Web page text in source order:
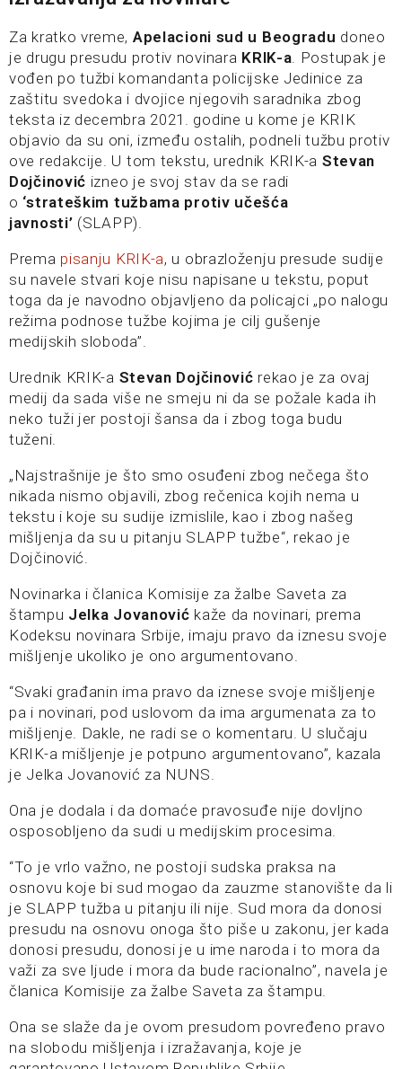
Za kratko vreme, Apelacioni sud u Beogradu doneo
je drugu presudu protiv novinara KRIK-a . Postupak je
vođen po tužbi komandanta policijske Jedinice za
zaštitu svedoka i dvojice njegovih saradnika zbog
teksta iz decembra 2021. godine u kome je KRIK
objavio da su oni, između ostalih, podneli tužbu protiv
ove redakcije. U tom tekstu, urednik KRIK-a Stevan
Dojčinović izneo je svoj stav da se radi
o ‘strateškim tužbama protiv učešća
javnosti’ (SLAPP).
Prema pisanju KRIK-a, u obrazloženju presude sudije
su navele stvari koje nisu napisane u tekstu, poput
toga da je navodno objavljeno da policajci „po nalogu
režima podnose tužbe kojima je cilj gušenje
medijskih sloboda”.
Urednik KRIK-a Stevan Dojčinović rekao je za ovaj
medij da sada više ne smeju ni da se požale kada ih
neko tuži jer postoji šansa da i zbog toga budu
tuženi.
„Najstrašnije je što smo osuđeni zbog nečega što
nikada nismo objavili, zbog rečenica kojih nema u
tekstu i koje su sudije izmislile, kao i zbog našeg
mišljenja da su u pitanju SLAPP tužbe“, rekao je
Dojčinović.
Novinarka i članica Komisije za žalbe Saveta za
štampu Jelka Jovanović kaže da novinari, prema
Kodeksu novinara Srbije, imaju pravo da iznesu svoje
mišljenje ukoliko je ono argumentovano.
“Svaki građanin ima pravo da iznese svoje mišljenje
pa i novinari, pod uslovom da ima argumenata za to
mišljenje. Dakle, ne radi se o komentaru. U slučaju
KRIK-a mišljenje je potpuno argumentovano”, kazala
je Jelka Jovanović za NUNS.
Ona je dodala i da domaće pravosuđe nije dovljno
osposobljeno da sudi u medijskim procesima.
“To je vrlo važno, ne postoji sudska praksa na
osnovu koje bi sud mogao da zauzme stanovište da li
je SLAPP tužba u pitanju ili nije. Sud mora da donosi
presudu na osnovu onoga što piše u zakonu, jer kada
donosi presudu, donosi je u ime naroda i to mora da
važi za sve ljude i mora da bude racionalno”, navela je
članica Komisije za žalbe Saveta za štampu.
Ona se slaže da je ovom presudom povređeno pravo
na slobodu mišljenja i izražavanja, koje je